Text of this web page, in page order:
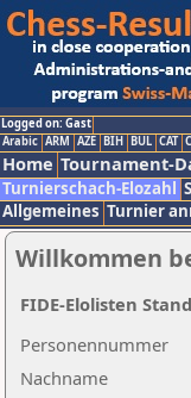
Logged on: Gast
Arabic ARM AZE BIH BUL CAT
Home Tournament-
Turnierschach-Elozahl
Allgemeines Turnier
Willkommen
Nachname
Personennummer
FIDE-Elolisten Stand